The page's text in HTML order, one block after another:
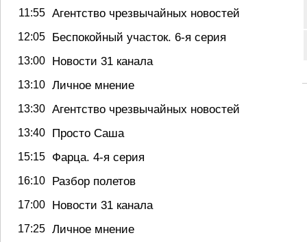
11:55 Агентство чрезвычайных новостей
12:05 Беспокойный участок. 6-я серия
13:00 Новости 31 канала
13:10 Личное мнение
13:30 Агентство чрезвычайных новостей
13:40 Просто Саша
15:15 Фарца. 4-я серия
16:10 Разбор полетов
17:00 Новости 31 канала
17:25 Личное мнение